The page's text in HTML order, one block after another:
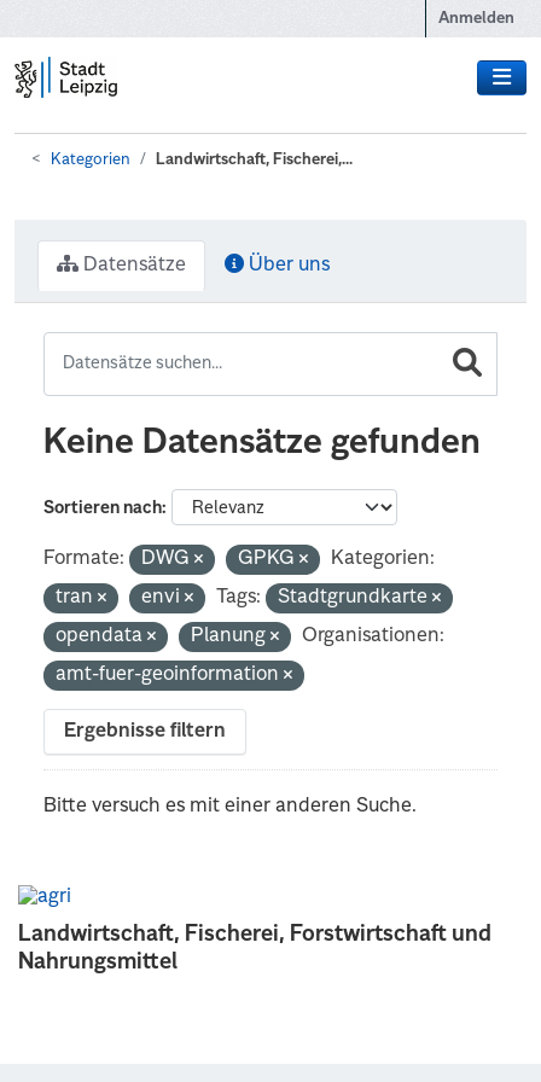
Anmelden
Kategorien Landwirtschaft, Fischerei,...
Landwirtschaft, Fischerei, Forstwirtschaft und
Nahrungsmittel
Datensätze Über uns
Keine Datensätze gefunden
Sortieren nach
Formate: DWG GPKG
Kategorien:
tran
envi Tags:
Stadtgrundkarte
opendata
Planung
Organisationen:
amt-fuer-geoinformation
Ergebnisse filtern
Bitte versuch es mit einer anderen Suche.